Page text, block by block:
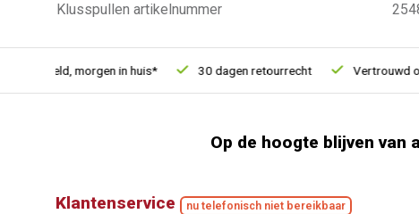
Klusspullen artikelnummer
besteld, morgen in huis* 30 dagen retourrecht Vertrouwd
Op de hoogte blijven van
Klantenservice nu telefonisch niet bereikbaar